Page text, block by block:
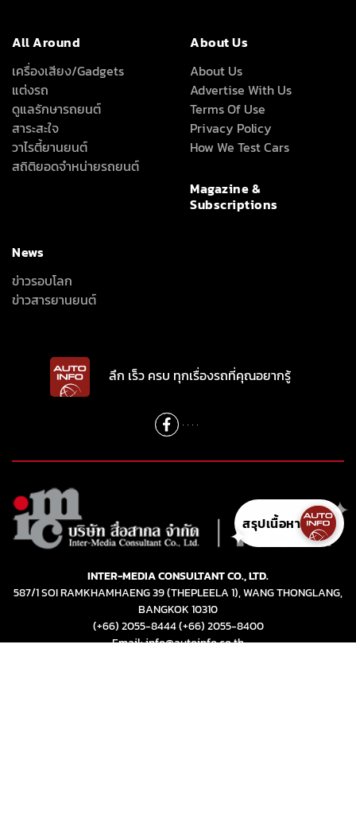
✦
✦
สรุปเนื้อหา
All Around
เครื่องเสียง/Gadgets
แต่งรถ
ดูแลรักษารถยนต์
สาระสะใจ
วาไรตี้ยานยนต์
สถิติยอดจำหน่ายรถยนต์
About Us
About Us
Advertise With Us
Terms Of Use
Privacy Policy
How We Test Cars
Magazine &
Subscriptions
News
ข่าวรอบโลก
ข่าวสารยานยนต์
ลึก เร็ว ครบ ทุกเรื่องรถที่คุณอยากรู้
INTER-MEDIA CONSULTANT CO., LTD.
587/1 SOI RAMKHAMHAENG 39 (THEPLEELA 1), WANG THONGLANG,
BANGKOK 10310
(+66) 2055-8444(+66) 2055-8400
Email: info@autoinfo.co.th